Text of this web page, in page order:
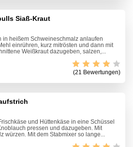
Siaß-Kraut
in heißem Schweineschmalz anlaufen
einrühren, kurz mitrösten und dann mit
Weißkraut dazugeben, salzen,...
(21 Bewertungen)
und Hüttenkäse in eine Schüssel
pressen und dazugeben. Mit
würzen. Mit dem Stabmixer so lange...